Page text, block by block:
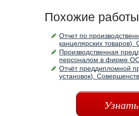
Похожие
Отчет по
канцелярских
Производственная
персоналом в фирме
Отчёт преддипломной
установок).